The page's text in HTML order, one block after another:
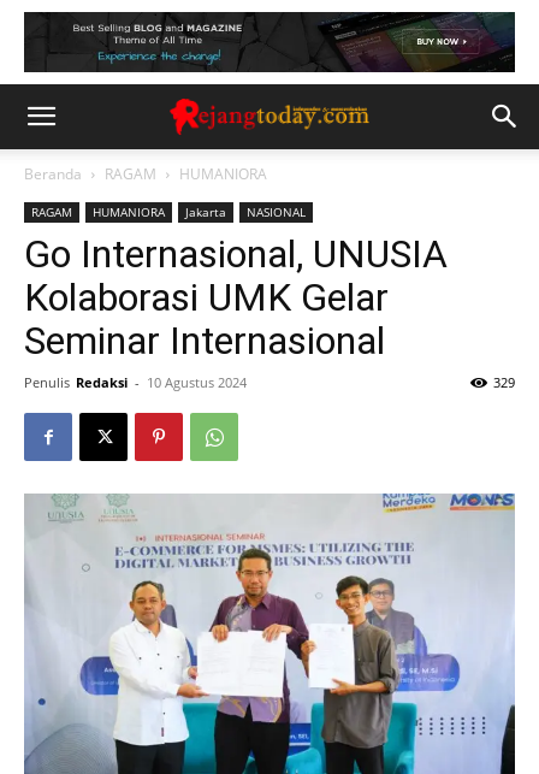
Beranda RAGAM HUMANIORA
RAGAM HUMANIORA Jakarta NASIONAL
Go Internasional, UNUSIA
Kolaborasi UMK Gelar
Seminar Internasional
Penulis Redaksi - 10 Agustus 2024 329